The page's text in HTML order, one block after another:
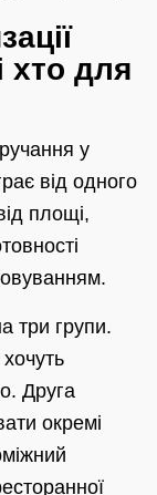
хто для
у
від одного
площі,
три групи.
Друга
окремі